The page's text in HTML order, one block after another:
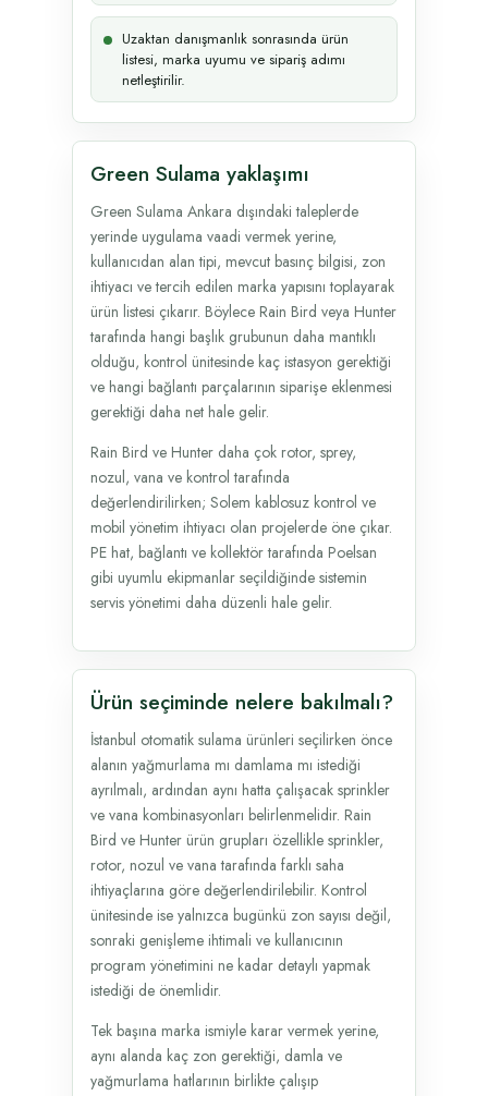
Uzaktan danışmanlık sonrasında ürün
listesi, marka uyumu ve sipariş adımı
netleştirilir.
Green Sulama yaklaşımı
Green Sulama Ankara dışındaki taleplerde
yerinde uygulama vaadi vermek yerine,
kullanıcıdan alan tipi, mevcut basınç bilgisi, zon
ihtiyacı ve tercih edilen marka yapısını toplayarak
ürün listesi çıkarır. Böylece Rain Bird veya Hunter
tarafında hangi başlık grubunun daha mantıklı
olduğu, kontrol ünitesinde kaç istasyon gerektiği
ve hangi bağlantı parçalarının siparişe eklenmesi
gerektiği daha net hale gelir.
Rain Bird ve Hunter daha çok rotor, sprey,
nozul, vana ve kontrol tarafında
değerlendirilirken; Solem kablosuz kontrol ve
mobil yönetim ihtiyacı olan projelerde öne çıkar.
PE hat, bağlantı ve kollektör tarafında Poelsan
gibi uyumlu ekipmanlar seçildiğinde sistemin
servis yönetimi daha düzenli hale gelir.
Ürün seçiminde nelere bakılmalı?
İstanbul otomatik sulama ürünleri seçilirken önce
alanın yağmurlama mı damlama mı istediği
ayrılmalı, ardından aynı hatta çalışacak sprinkler
ve vana kombinasyonları belirlenmelidir. Rain
Bird ve Hunter ürün grupları özellikle sprinkler,
rotor, nozul ve vana tarafında farklı saha
ihtiyaçlarına göre değerlendirilebilir. Kontrol
ünitesinde ise yalnızca bugünkü zon sayısı değil,
sonraki genişleme ihtimali ve kullanıcının
program yönetimini ne kadar detaylı yapmak
istediği de önemlidir.
Tek başına marka ismiyle karar vermek yerine,
aynı alanda kaç zon gerektiği, damla ve
yağmurlama hatlarının birlikte çalışıp